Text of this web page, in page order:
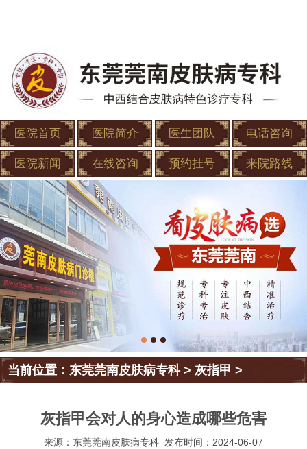
医院首页 医院简介 医生团队 电话咨询
医院新闻 在线咨询 预约挂号 来院路线
当前位置：东莞莞南皮肤病专科>灰指甲 >
灰指甲会对人的身心造成哪些危害
来源：东莞莞南皮肤病专科 发布时间：2024-06-07